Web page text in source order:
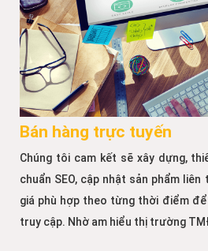
Bán hàng trực tuyến
Chúng tôi cam kết sẽ xây dựng,
chuẩn SEO, cập nhật sản phẩm
giá phù hợp theo từng thời điểm
truy cập. Nhờ am hiểu thị trường